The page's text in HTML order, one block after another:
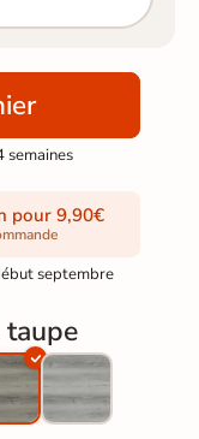
semaines
pour 9,90€
septembre